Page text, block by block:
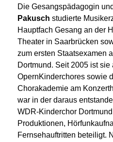
Die Gesangspädagogin
Pakusch studierte
Hauptfach Gesang an der
Theater in Saarbrücken
zum ersten Staatsexamen
Dortmund. Seit 2005 ist
OpernKinderchores sowie
Chorakademie am
war in der daraus
WDR-Kinderchor
Produktionen,
Fernsehauftritten beteiligt.